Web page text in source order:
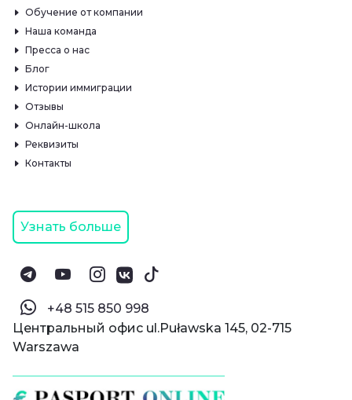
Обучение от компании
Наша команда
Пресса о нас
Блог
Истории иммиграции
Отзывы
Онлайн-школа
Реквизиты
Контакты
Узнать больше
‪+48 515 850 998‬
Центральный офис ul.Puławska 145, 02-715
Warszawa